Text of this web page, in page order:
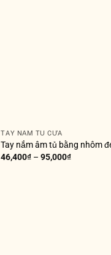
TAY NẮM TỦ CỬA
Tay nắm âm tủ bằng nhôm
46,400₫ –95,000₫